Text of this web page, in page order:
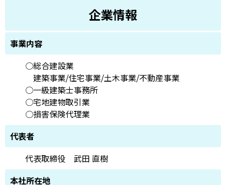
企業情報
事業内容
○総合建設業
建築事業/住宅事業/土木事業/不動産事業
○一級建築士事務所
○宅地建物取引業
○損害保険代理業
代表者
代表取締役 武田 直樹
本社所在地